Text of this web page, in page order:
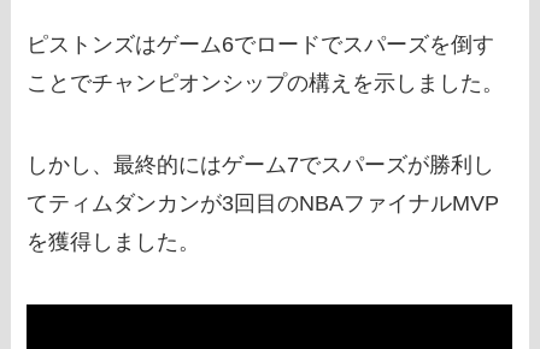
ピストンズはゲーム6でロードでスパーズを倒す
ことでチャンピオンシップの構えを示しました。
しかし、最終的にはゲーム7でスパーズが勝利し
てティムダンカンが3回目のNBAファイナルMVP
を獲得しました。